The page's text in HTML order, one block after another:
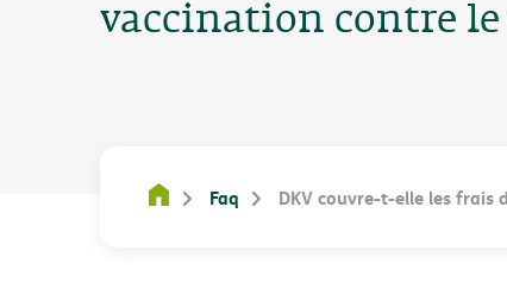
vaccination contre le
Faq DKV couvre-t-elle les frais